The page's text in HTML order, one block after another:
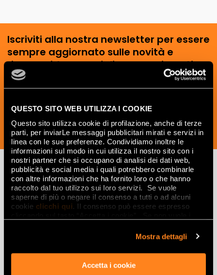
QUESTO SITO WEB UTILIZZA I COOKIE
Questo sito utilizza cookie di profilazione, anche di terze
parti, per inviarLe messaggi pubblicitari mirati e servizi in
linea con le sue preferenze. Condividiamo inoltre le
informazioni sul modo in cui utilizza il nostro sito con i
nostri partner che si occupano di analisi dei dati web,
pubblicità e social media i quali potrebbero combinarle
con altre informazioni che ha fornito loro o che hanno
raccolto dal tuo utilizzo sui loro servizi. Se vuole
saperne di più o negare il consenso a tutti o ad alcuni
cookie clicchi qui. Il consenso può essere espresso
Mostra dettagli
Accetta i cookie
Iscriviti alla nostra newsletter per essere
sempre aggiornato sulle novità e
ricevere idee, consigli e suggerimenti
del mondo della ceramica e dell’interior
design.
ISCRIVITI ORA
Lasciati
ispirare
da ambienti
Effetti